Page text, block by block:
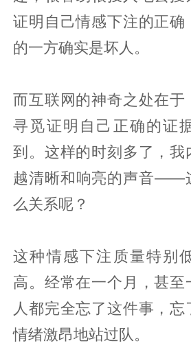
证明自己情感下注的正确
的一方确实是坏人。
而互联网的神奇之处在于
寻觅证明自己正确的证
到。这样的时刻多了，我
越清晰和响亮的声音——
么关系呢？
这种情感下注质量特别
高。经常在一个月，甚至
人都完全忘了这件事，忘
情绪激昂地站过队。